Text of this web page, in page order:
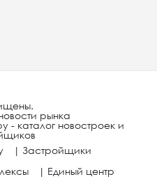
рынка
- каталог новостроек и
| Застройщики
| Единый центр